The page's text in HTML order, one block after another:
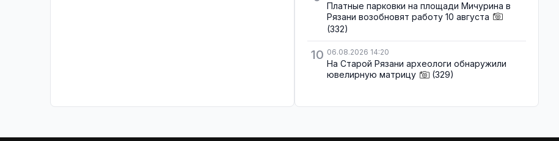
Платные парковки на площади Мичурина в
Рязани возобновят работу 10 августа
(332)
10 06.08.2026 14:20
На Старой Рязани археологи обнаружили
ювелирную матрицу
(329)